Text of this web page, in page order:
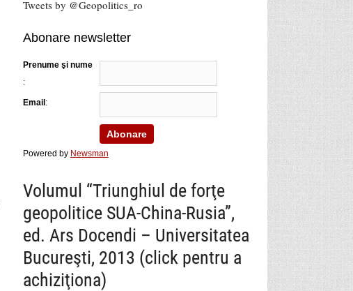
Tweets by @Geopolitics_ro
Abonare newsletter
Prenume şi nume
:
Email:
Powered by Newsman
Volumul “Triunghiul de forţe
geopolitice SUA-China-Rusia”,
ed. Ars Docendi – Universitatea
Bucureşti, 2013 (click pentru a
achiziţiona)